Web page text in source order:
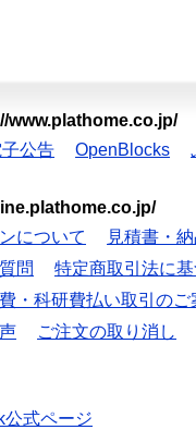
www.plathome.co.jp/
公告 OpenBlocks
について
見積書・
問
特定商取引法に
・科研費払い取引のご
ご注文の取り消し
公式ページ